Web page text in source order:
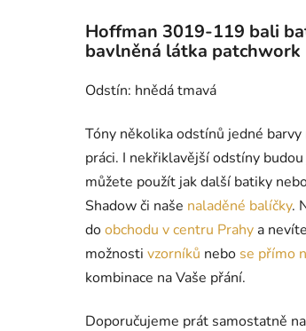
Hoffman 3019-119 bali
bavlněná látka patchwork
Odstín: hnědá tmavá
Tóny několika odstínů jedné
práci. I nekřiklavější odstíny
můžete použít jak další batiky
Shadow či naše naladěné balíčky.
doobchodu v centru Prahy a
možnosti vzorníků nebo se přímo
kombinace na Vaše přání.
Doporučujeme prát samostatně